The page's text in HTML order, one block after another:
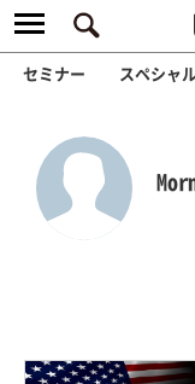
セミナー スペシャ